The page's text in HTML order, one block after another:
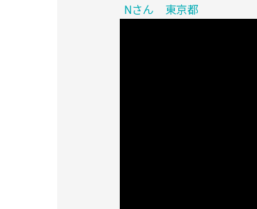
Nさん 東京都